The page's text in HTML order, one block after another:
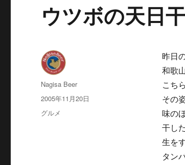
ウツボの天日
昨日
和歌
こち
その
味の
干し
生を
タン
投
稿
Nagisa Beer
投
稿
日:
2005年11月20日
カ
グルメ